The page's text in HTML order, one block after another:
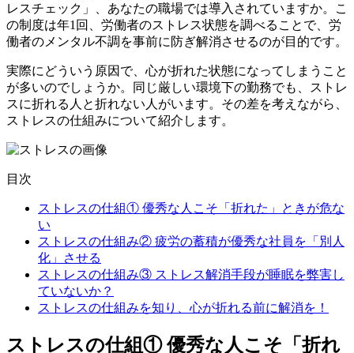
レスチェック」、あなたの職場では導入されていますか。こ
の制度は年1回、労働者のストレス状態を調べることで、労
働者のメンタル不調を事前に防ぎ解消させるのが目的です。
実際にどういう原因で、心が折れた状態になってしまうこと
が多いのでしょうか。同じ厳しい環境下の勤務でも、ストレ
スに折れる人と折れない人がいます。その差を考えながら、
ストレスの仕組みについて紹介します。
目次
ストレスの仕組① 優秀な人こそ「折れた」ときが危な
い
ストレスの仕組み② 疲労の蓄積が優秀な社員を「別人
化」させる
ストレスの仕組み③ ストレス解消手段が睡眠を弊害し
ていないか？
ストレスの仕組みを知り、心が折れる前に解消を！
ストレスの仕組① 優秀な人こそ「折れ